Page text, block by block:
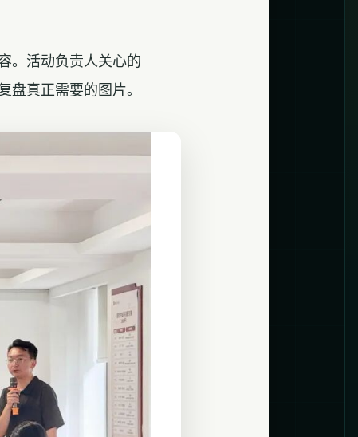
。活动负责人关心的
盘真正需要的图片。